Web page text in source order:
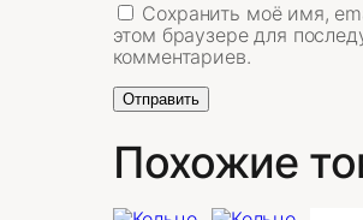
Сохранить моё имя,
этом браузере для
комментариев.
Похожие